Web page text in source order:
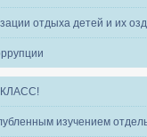
отдыха детей и их
изучением